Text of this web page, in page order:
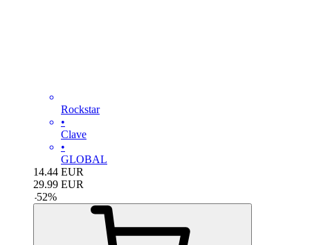
Rockstar
•
Clave
•
GLOBAL
14.44 EUR
29.99 EUR
-52%